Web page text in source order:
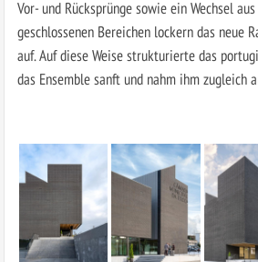
Vor- und Rücksprünge sowie ein Wechsel
geschlossenen Bereichen lockern das neue
auf. Auf diese Weise strukturierte das
das Ensemble sanft und nahm ihm zugleich